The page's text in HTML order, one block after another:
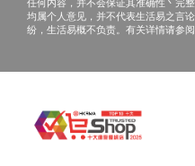
红血球压积率
血紅素
平均红血球血红素
泌尿情况
均属个人意见，并不代表生活易之言
纷，生活易概不负责。有关详情请参阅